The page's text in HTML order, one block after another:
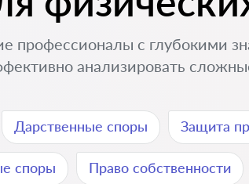
профессионалы с глубокими
анализировать
Дарственные споры Защита
споры Право собственности